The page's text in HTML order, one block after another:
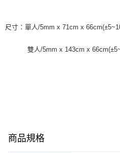
尺寸：單人/5mm x 71cm x
雙人/5mm x 143cm x
商品規格